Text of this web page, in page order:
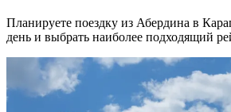
Планируете поездку из Абердина в
день и выбрать наиболее подходящий